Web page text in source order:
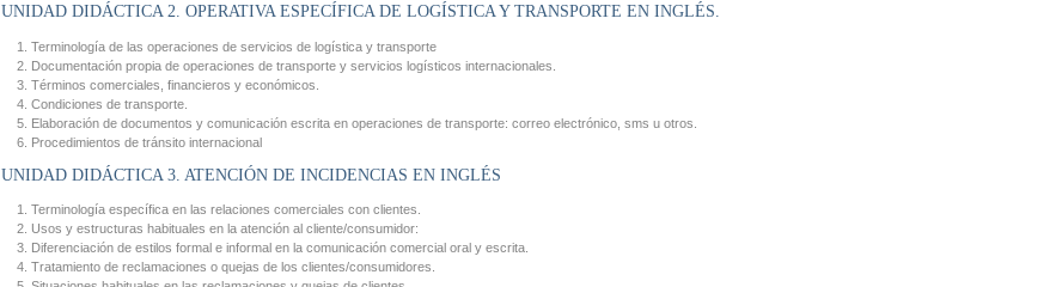
UNIDAD DIDÁCTICA 2. OPERATIVA ESPECÍFICA DE LOGÍSTICA Y TRANSPORTE EN INGLÉS.
Terminología de las operaciones de servicios de logística y transporte
Documentación propia de operaciones de transporte y servicios logísticos internacionales.
Términos comerciales, financieros y económicos.
Condiciones de transporte.
Elaboración de documentos y comunicación escrita en operaciones de transporte: correo electrónico, sms u otros.
Procedimientos de tránsito internacional
UNIDAD DIDÁCTICA 3. ATENCIÓN DE INCIDENCIAS EN INGLÉS
Terminología específica en las relaciones comerciales con clientes.
Usos y estructuras habituales en la atención al cliente/consumidor:
Diferenciación de estilos formal e informal en la comunicación comercial oral y escrita.
Tratamiento de reclamaciones o quejas de los clientes/consumidores.